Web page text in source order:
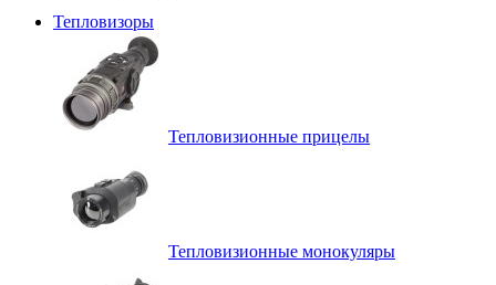
Тепловизоры
Тепловизионные прицелы
Тепловизионные монокуляры